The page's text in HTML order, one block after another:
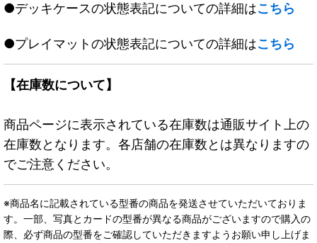
●デッキケースの状態表記についての詳細はこちら
●プレイマットの状態表記についての詳細はこちら
【在庫数について】
商品ページに表示されている在庫数は通販サイト上の
在庫数となります。各店舗の在庫数とは異なりますの
でご注意ください。
※商品名に記載されている型番の商品を発送させていただいておりま
す。一部、写真とカードの型番が異なる商品がございますので購入の
際、必ず商品の型番をご確認していただきますようお願い申し上げま